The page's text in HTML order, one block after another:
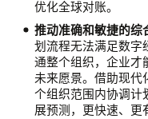
优化全球对账。
推动准确和敏捷的综
划流程无法满足数字
通整个组织，企业才
未来愿景。借助现代
个组织范围内协调计
展预测，更快速、更